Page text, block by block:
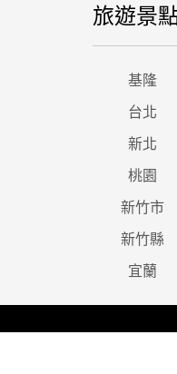
旅遊景
基隆
台北
新北
桃園
新竹市
新竹縣
宜蘭